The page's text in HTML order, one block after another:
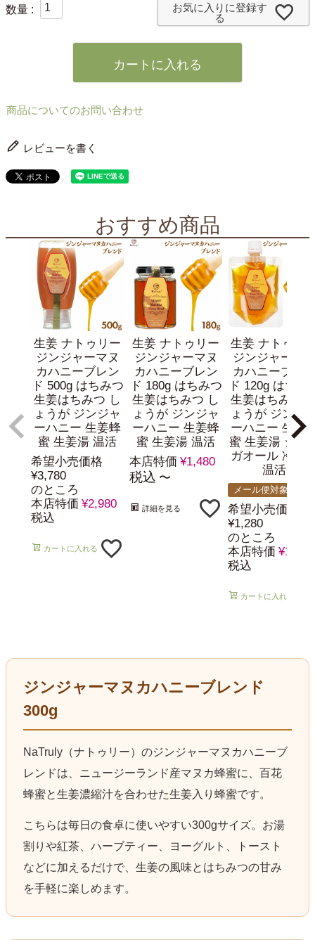
お気に入りに登録す
る
カートに入れる
商品についてのお問い合わせ
レビューを書く
おすすめ商品
生姜 ナトゥリー
ジンジャーマヌ
カハニーブレン
ド 500g はちみつ
生姜はちみつ し
ょうが ジンジャ
ーハニー 生姜蜂
蜜 生姜湯 温活
希望小売価格
¥3,780
のところ
本店特価 ¥2,980
税込
カートに入れる
生姜 ナトゥリー
ジンジャーマヌ
カハニーブレン
ド 180g はちみつ
生姜はちみつ し
ょうが ジンジャ
ーハニー 生姜蜂
蜜 生姜湯 温活
本店特価 ¥1,480
税込 〜
詳細を見る
生姜 ナトゥリ
ジンジャーマ
カハニーブレ
ド 120g はちみ
生姜はちみつ
ょうが ジンジ
ーハニー 生姜
蜜 生姜湯 ショ
ガオール 冷え
温活
メール便対象
希望小売価格
¥1,280
のところ
本店特価 ¥1,280
税込
カートに入れる
ジンジャーマヌカハニーブレンド
300g
NaTruly（ナトゥリー）のジンジャーマヌカハニーブ
レンドは、ニュージーランド産マヌカ蜂蜜に、百花
蜂蜜と生姜濃縮汁を合わせた生姜入り蜂蜜です。
こちらは毎日の食卓に使いやすい300gサイズ。お湯
割りや紅茶、ハーブティー、ヨーグルト、トースト
などに加えるだけで、生姜の風味とはちみつの甘み
を手軽に楽しめます。